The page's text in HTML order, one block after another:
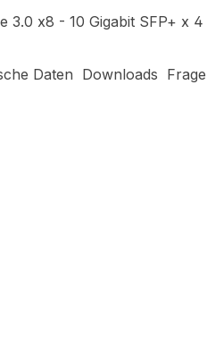
3.0 x8 - 10 Gigabit SFP+ x 4
Daten Downloads